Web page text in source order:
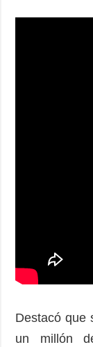
Destacó que
un millón